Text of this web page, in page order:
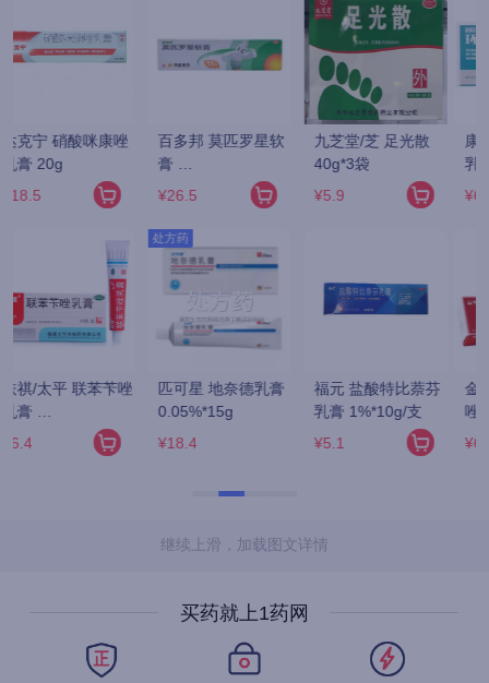
康欣诺泰 环吡酮胺
乳膏 10g:0.1g*20g/
支
¥6.9
普特彼 他克莫司软
¥118.27
福元 克霉唑乳膏
3%*10g
¥2.7
金日/金日制药 酮康
唑乳膏
10g:0.2g*25g/支
¥6
同仁堂 六味地黄丸
360粒/瓶(水蜜丸)
¥13.5
九芝堂/芝 六味地黄
丸(浓缩丸) 200丸/
瓶
¥12.8
继续上滑，加载图文详情
买药就上1药网